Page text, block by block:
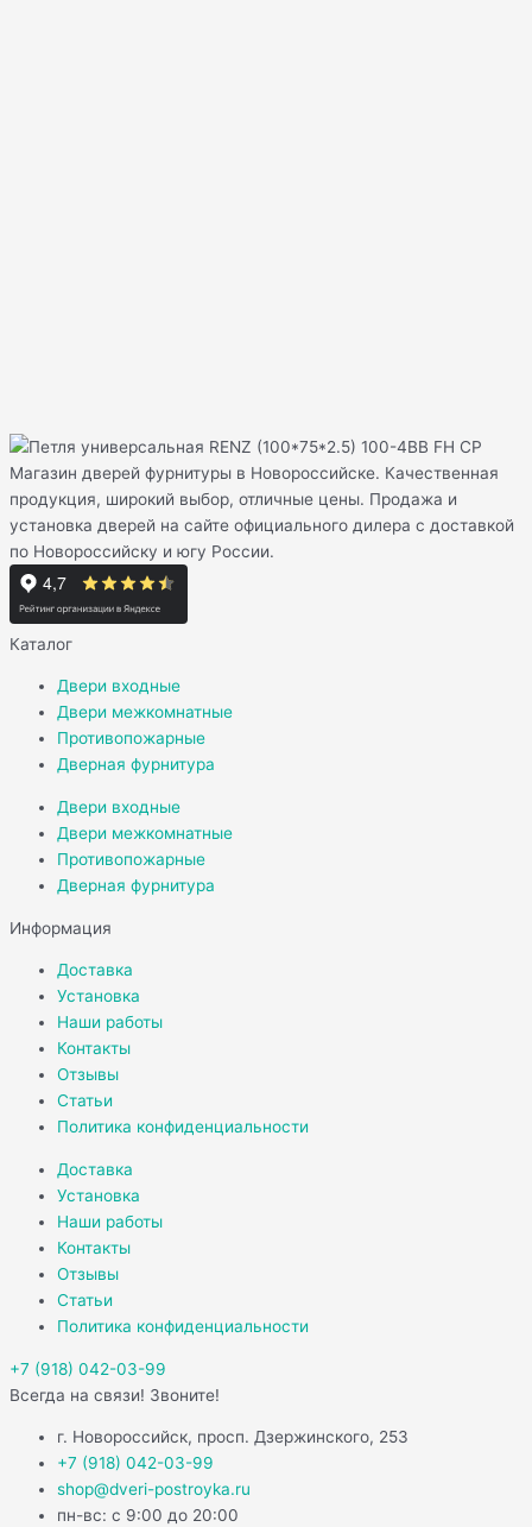
Магазин дверей фурнитуры в Новороссийске. Качественная
продукция, широкий выбор, отличные цены. Продажа и
установка дверей на сайте официального дилера с доставкой
по Новороссийску и югу России.
Каталог
Двери входные
Двери межкомнатные
Противопожарные
Дверная фурнитура
Двери входные
Двери межкомнатные
Противопожарные
Дверная фурнитура
Информация
Доставка
Установка
Наши работы
Контакты
Отзывы
Статьи
Политика конфиденциальности
Доставка
Установка
Наши работы
Контакты
Отзывы
Статьи
Политика конфиденциальности
+7 (918) 042-03-99
Всегда на связи! Звоните!
г. Новороссийск, просп. Дзержинского, 253
+7 (918) 042-03-99
shop@dveri-postroyka.ru
пн-вс: с 9:00 до 20:00